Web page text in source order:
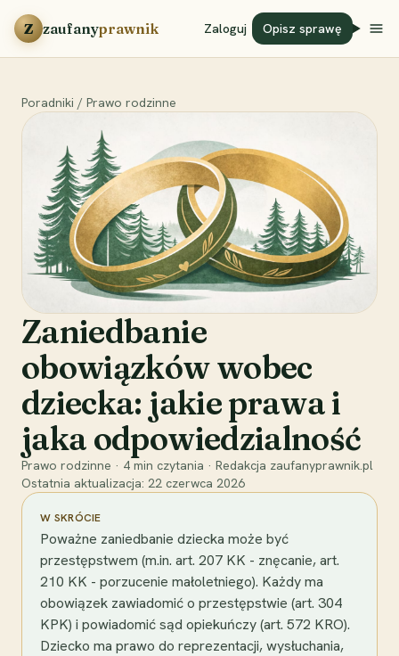
Przejdź do treści
Z zaufanyprawnik Zaloguj Opisz sprawę
Poradniki / Prawo rodzinne
Zaniedbanie
obowiązków wobec
dziecka: jakie prawa i
jaka odpowiedzialność
Prawo rodzinne · 4 min czytania · Redakcja zaufanyprawnik.pl
Ostatnia aktualizacja: 22 czerwca 2026
W SKRÓCIE
Poważne zaniedbanie dziecka może być
przestępstwem (m.in. art. 207 KK - znęcanie, art.
210 KK - porzucenie małoletniego). Każdy ma
obowiązek zawiadomić o przestępstwie (art. 304
KPK) i powiadomić sąd opiekuńczy (art. 572 KRO).
Dziecko ma prawo do reprezentacji, wysłuchania,